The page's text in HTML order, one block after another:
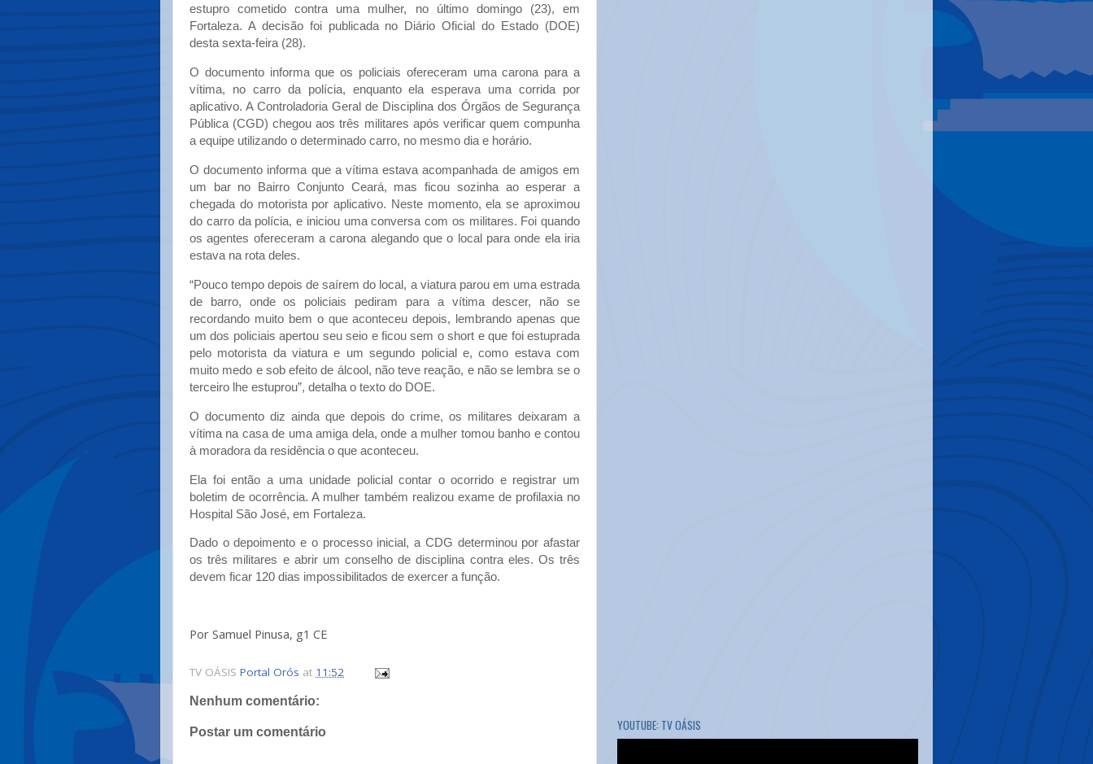
estupro cometido contra uma mulher, no último domingo (23), em
Fortaleza. A decisão foi publicada no Diário Oficial do Estado (DOE)
desta sexta-feira (28).
O documento informa que os policiais ofereceram uma carona para a
vítima, no carro da polícia, enquanto ela esperava uma corrida por
aplicativo. A Controladoria Geral de Disciplina dos Órgãos de Segurança
Pública (CGD) chegou aos três militares após verificar quem compunha
a equipe utilizando o determinado carro, no mesmo dia e horário.
O documento informa que a vítima estava acompanhada de amigos em
um bar no Bairro Conjunto Ceará, mas ficou sozinha ao esperar a
chegada do motorista por aplicativo. Neste momento, ela se aproximou
do carro da polícia, e iniciou uma conversa com os militares. Foi quando
os agentes ofereceram a carona alegando que o local para onde ela iria
estava na rota deles.
“Pouco tempo depois de saírem do local, a viatura parou em uma estrada
de barro, onde os policiais pediram para a vítima descer, não se
recordando muito bem o que aconteceu depois, lembrando apenas que
um dos policiais apertou seu seio e ficou sem o short e que foi estuprada
pelo motorista da viatura e um segundo policial e, como estava com
muito medo e sob efeito de álcool, não teve reação, e não se lembra se o
terceiro lhe estuprou”, detalha o texto do DOE.
O documento diz ainda que depois do crime, os militares deixaram a
vítima na casa de uma amiga dela, onde a mulher tomou banho e contou
à moradora da residência o que aconteceu.
Ela foi então a uma unidade policial contar o ocorrido e registrar um
boletim de ocorrência. A mulher também realizou exame de profilaxia no
Hospital São José, em Fortaleza.
Dado o depoimento e o processo inicial, a CDG determinou por afastar
os três militares e abrir um conselho de disciplina contra eles. Os três
devem ficar 120 dias impossibilitados de exercer a função.
Por Samuel Pinusa, g1 CE
TV OÁSIS Portal Orós at 11:52
Nenhum comentário:
Postar um comentário YOUTUBE: TV OÁSIS